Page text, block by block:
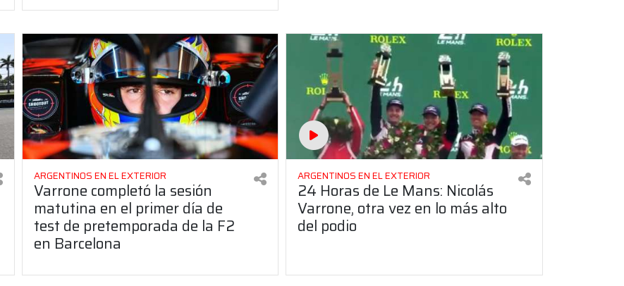
ARGENTINOS EN EL EXTERIOR
Varrone completó la sesión
matutina en el primer día de
test de pretemporada de la F2
en Barcelona
ARGENTINOS EN EL EXTERIOR
24 Horas de Le Mans: Nicolás
Varrone, otra vez en lo más alto
del podio